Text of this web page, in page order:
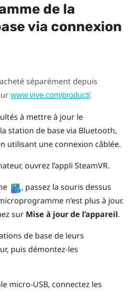
de la
via connexion
séparément depuis
www.vive.com/product/.
à mettre à jour le
station de base via Bluetooth,
utilisant une connexion câblée.
ouvrez l’appli SteamVR.
, passez la souris dessus
n’est plus à jour.
sur Mise à jour de l’appareil.
de base de leurs
puis démontez-les
micro-USB, connectez les